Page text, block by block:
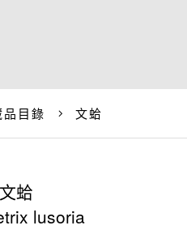
品目錄 文蛤
蛤
lusoria